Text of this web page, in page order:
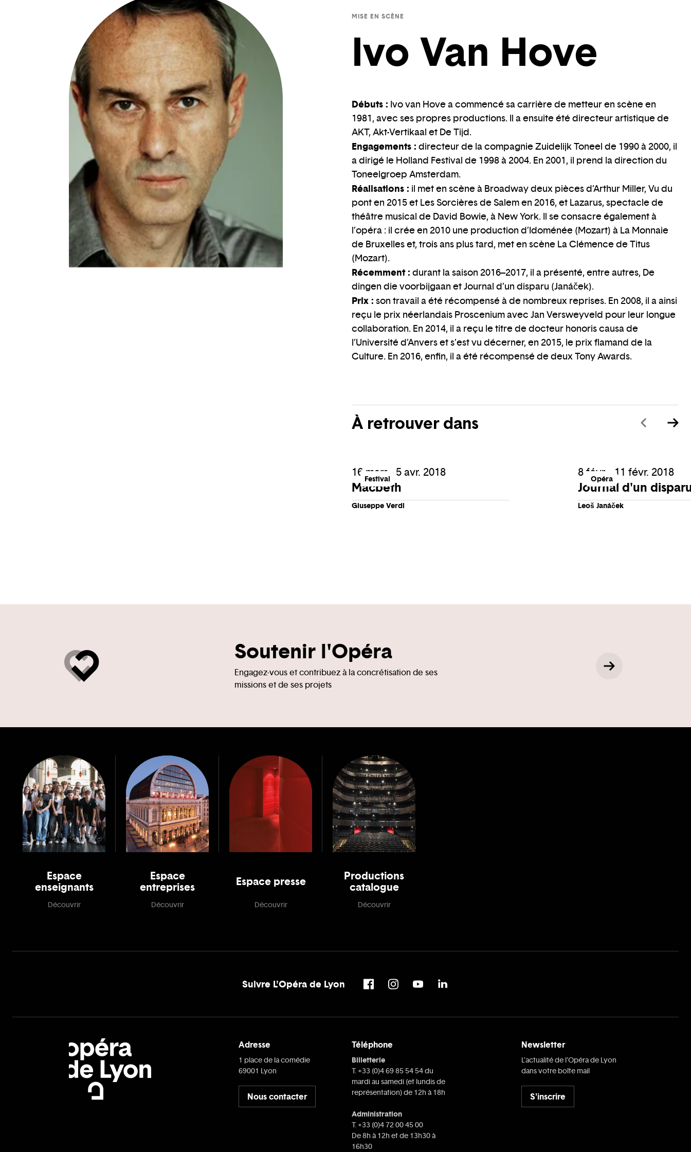
MISE EN SCÈNE
Ivo Van Hove
Débuts : Ivo van Hove a commencé sa carrière de metteur en scène en
1981, avec ses propres productions. Il a ensuite été directeur artistique de
AKT, Akt-Vertikaal et De Tijd.
Engagements : directeur de la compagnie Zuidelijk Toneel de 1990 à 2000, il
a dirigé le Holland Festival de 1998 à 2004. En 2001, il prend la direction du
Toneelgroep Amsterdam.
Réalisations : il met en scène à Broadway deux pièces d’Arthur Miller, Vu du
pont en 2015 et Les Sorcières de Salem en 2016, et Lazarus, spectacle de
théâtre musical de David Bowie, à New York. Il se consacre également à
l’opéra : il crée en 2010 une production d’Idoménée (Mozart) à La Monnaie
de Bruxelles et, trois ans plus tard, met en scène La Clémence de Titus
(Mozart).
Récemment : durant la saison 2016–2017, il a présenté, entre autres, De
dingen die voorbijgaan et Journal d’un disparu (Janáček).
Prix : son travail a été récompensé à de nombreux reprises. En 2008, il a ainsi
reçu le prix néerlandais Proscenium avec Jan Versweyveld pour leur longue
collaboration. En 2014, il a reçu le titre de docteur honoris causa de
l’Université d’Anvers et s’est vu décerner, en 2015, le prix flamand de la
Culture. En 2016, enfin, il a été récompensé de deux Tony Awards.
À retrouver dans
Festival
16 mars - 5 avr. 2018
Macbeth
Giuseppe Verdi
Opéra
8 févr. - 11 févr. 2018
Journal d'un
Leoš Janáček
Soutenir l'Opéra
Engagez-vous et contribuez à la concrétisation de ses
missions et de ses projets
Espace
enseignants
Découvrir
Espace
entreprises
Découvrir
Espace presse
Découvrir
Productions
catalogue
Découvrir
Suivre L'Opéra de Lyon
Adresse
1 place de la comédie
69001 Lyon
Nous contacter
Téléphone
Billetterie
T. +33 (0)4 69 85 54 54 du
mardi au samedi (et lundis de
représentation) de 12h à 18h
Administration
T. +33 (0)4 72 00 45 00
De 8h à 12h et de 13h30 à
16h30
Newsletter
L’actualité de l’Opéra de Lyon
dans votre boîte mail
S'inscrire